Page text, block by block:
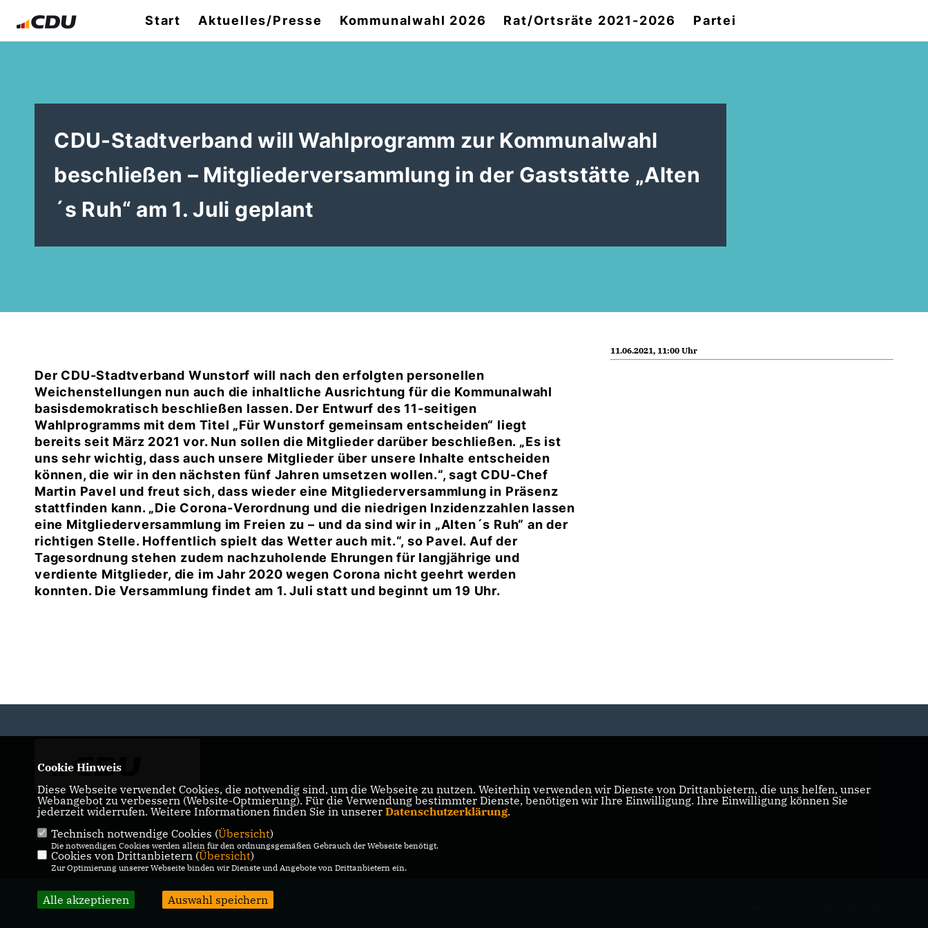
Start Aktuelles/Presse Kommunalwahl 2026 Rat/Ortsräte 2021-2026 Partei
CDU-Stadtverband will Wahlprogramm zur Kommunalwahl
beschließen – Mitgliederversammlung in der Gaststätte „Alten
´s Ruh“ am 1. Juli geplant
Der CDU-Stadtverband Wunstorf will nach den erfolgten personellen
Weichenstellungen nun auch die inhaltliche Ausrichtung für die Kommunalwahl
basisdemokratisch beschließen lassen. Der Entwurf des 11-seitigen
Wahlprogramms mit dem Titel „Für Wunstorf gemeinsam entscheiden“ liegt
bereits seit März 2021 vor. Nun sollen die Mitglieder darüber beschließen. „Es ist
uns sehr wichtig, dass auch unsere Mitglieder über unsere Inhalte entscheiden
können, die wir in den nächsten fünf Jahren umsetzen wollen.“, sagt CDU-Chef
Martin Pavel und freut sich, dass wieder eine Mitgliederversammlung in Präsenz
stattfinden kann. „Die Corona-Verordnung und die niedrigen Inzidenzzahlen lassen
eine Mitgliederversammlung im Freien zu – und da sind wir in „Alten´s Ruh“ an der
richtigen Stelle. Hoffentlich spielt das Wetter auch mit.“, so Pavel. Auf der
Tagesordnung stehen zudem nachzuholende Ehrungen für langjährige und
verdiente Mitglieder, die im Jahr 2020 wegen Corona nicht geehrt werden
konnten. Die Versammlung findet am 1. Juli statt und beginnt um 19 Uhr.
11.06.2021, 11:00 Uhr
IMPRESSUM DATENSCHUTZ KONTAKT
@2026 CDU Stadtverband Wunstorf
Cookie Hinweis
Diese Webseite verwendet Cookies, die notwendig sind, um die Webseite zu nutzen. Weiterhin verwenden wir Dienste von Drittanbietern, die uns helfen, unser
Webangebot zu verbessern (Website-Optmierung). Für die Verwendung bestimmter Dienste, benötigen wir Ihre Einwilligung. Ihre Einwilligung können Sie
jederzeit widerrufen. Weitere Informationen finden Sie in unserer Datenschutzerklärung.
Technisch notwendige Cookies (Übersicht)
Die notwendigen Cookies werden allein für den ordnungsgemäßen Gebrauch der Webseite benötigt.
Cookies von Drittanbietern (Übersicht)
Zur Optimierung unserer Webseite binden wir Dienste und Angebote von Drittanbietern ein.
Alle akzeptieren Auswahl speichern